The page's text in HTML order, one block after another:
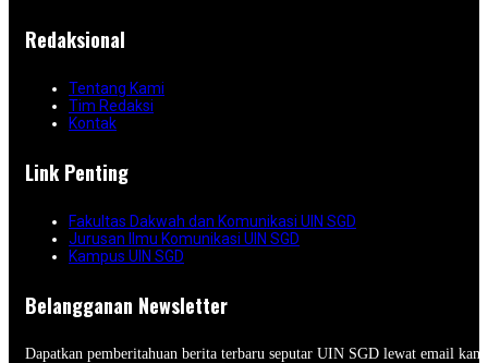
Redaksional
Tentang Kami
Tim Redaksi
Kontak
Link Penting
Fakultas Dakwah dan Komunikasi UIN SGD
Jurusan Ilmu Komunikasi UIN SGD
Kampus UIN SGD
Belangganan Newsletter
Dapatkan pemberitahuan berita terbaru seputar UIN SGD lewat email